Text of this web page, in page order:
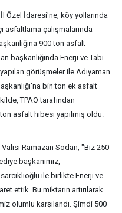
Özel İdaresi'ne, köy yollarında
asfaltlama çalışmalarında
900 ton asfalt
başkanlığında Enerji ve Tabi
görüşmeler ile Adıyaman
bin ton ek asfalt
TPAO tarafından
asfalt hibesi yapılmış oldu.
Ramazan Sodan, "Biz 250
başkanımız,
ile birlikte Enerji ve
ettik. Bu miktarın artırılarak
olumlu karşılandı. Şimdi 500